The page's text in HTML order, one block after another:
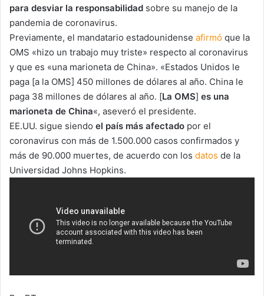
para desviar la responsabilidad sobre su manejo de la
pandemia de coronavirus.
Previamente, el mandatario estadounidense afirmó que la
OMS «hizo un trabajo muy triste» respecto al coronavirus
y que es «una marioneta de China». «Estados Unidos le
paga [a la OMS] 450 millones de dólares al año. China le
paga 38 millones de dólares al año. [La OMS] es una
marioneta de China«, aseveró el presidente.
EE.UU. sigue siendo el país más afectado por el
coronavirus con más de 1.500.000 casos confirmados y
más de 90.000 muertes, de acuerdo con los datos de la
Universidad Johns Hopkins.